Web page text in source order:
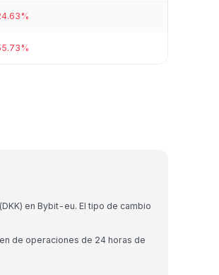
en Bybit-eu. El tipo de cambio
de operaciones de 24 horas de